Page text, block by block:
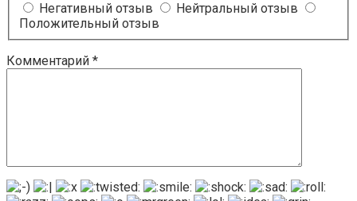
Негативный отзыв
Нейтральный отзыв
Положительный отзыв
Комментарий *